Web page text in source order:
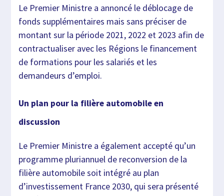
Le Premier Ministre a annoncé le déblocage de
fonds supplémentaires mais sans préciser de
montant sur la période 2021, 2022 et 2023 afin de
contractualiser avec les Régions le financement
de formations pour les salariés et les
demandeurs d’emploi.
Un plan pour la filière automobile en
discussion
Le Premier Ministre a également accepté qu’un
programme pluriannuel de reconversion de la
filière automobile soit intégré au plan
d’investissement France 2030, qui sera présenté